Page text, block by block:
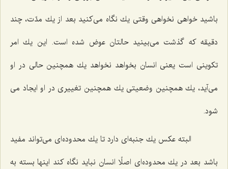
باشید خواهی نخواهی وقتی یك نگاه می‌كنید بعد از یك مدّت، چند
دقیقه كه گذشت می‌بینید حالتان عوض شده است. این یك امر
تكوینی است یعنی انسان بخواهد نخواهد یك همچنین حالی در او
می‌آید، یك همچنین وضعیتی یك همچنین تغییری در او ایجاد می
شود.
البته عكس یك جنبه‌ای دارد تا یك محدوده‌ای می‌تواند مفید
باشد بعد در یك محدوده‌ای اصلًا انسان نباید نگاه كند اینها بسته به